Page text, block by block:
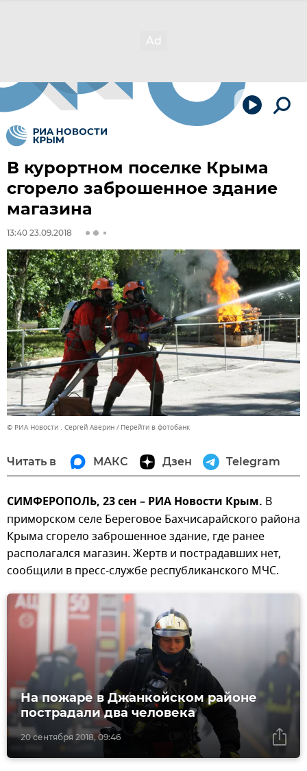
В курортном поселке Крыма
сгорело заброшенное здание
магазина
13:40 23.09.2018
© РИА Новости . Сергей Аверин Перейти в фотобанк
Читать в МАКС Дзен Telegram
СИМФЕРОПОЛЬ, 23 сен – РИА Новости Крым. В
приморском селе Береговое Бахчисарайского района
Крыма сгорело заброшенное здание, где ранее
располагался магазин. Жертв и пострадавших нет,
сообщили в пресс-службе республиканского МЧС.
20 сентября 2018, 09:46
На пожаре в Джанкойском районе
пострадали два человека